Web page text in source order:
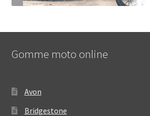
Gomme moto online
Avon
Bridgestone